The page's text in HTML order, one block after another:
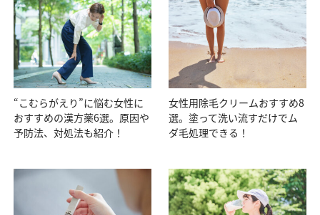
“こむらがえり”に悩む女性に
おすすめの漢方薬6選。原因や
予防法、対処法も紹介！
女性用除毛クリームおすすめ8
選。塗って洗い流すだけでム
ダ毛処理できる！